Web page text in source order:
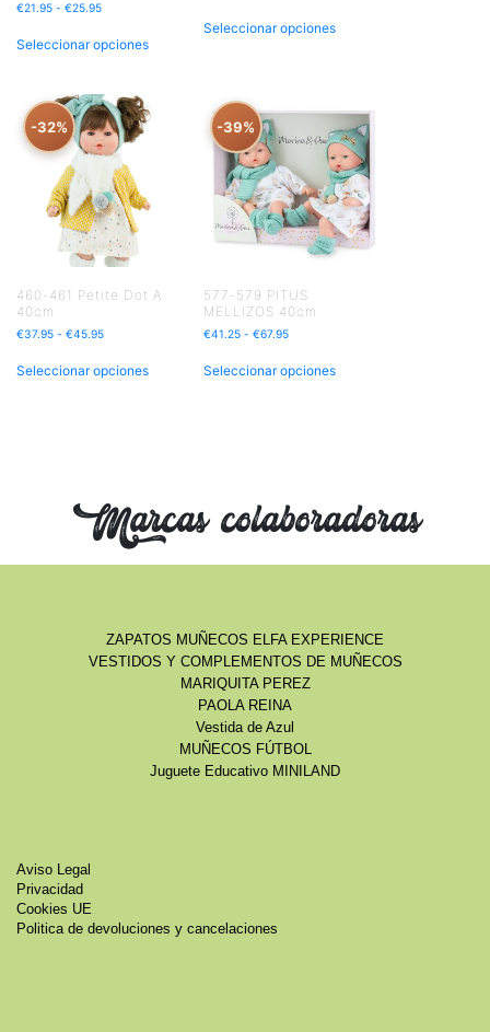
€21.95 - €25.95
Seleccionar opciones
Seleccionar opciones
-32%
460-461 Petite Dot A
40cm
€37.95 - €45.95
Seleccionar opciones
-39%
577-579 PITUS
MELLIZOS 40cm
€41.25 - €67.95
Seleccionar opciones
Marcas colaboradoras
ZAPATOS MUÑECOS ELFA EXPERIENCE
VESTIDOS Y COMPLEMENTOS DE MUÑECOS
MARIQUITA PEREZ
PAOLA REINA
Vestida de Azul
MUÑECOS FÚTBOL
Juguete Educativo MINILAND
Aviso Legal
Privacidad
Cookies UE
Politica de devoluciones y cancelaciones